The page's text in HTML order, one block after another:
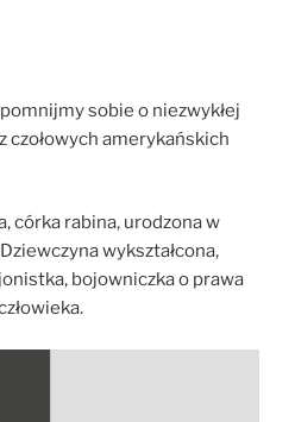
sobie o niezwykłej
czołowych amerykańskich
córka rabina, urodzona w
wykształcona,
bojowniczka o prawa